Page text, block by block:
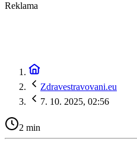
Reklama
Zdravestravovani.eu
7. 10. 2025, 02:56
2 min